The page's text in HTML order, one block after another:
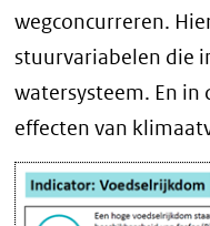
wegconcurreren.
stuurvariabelen die
watersysteem. En in
effecten van